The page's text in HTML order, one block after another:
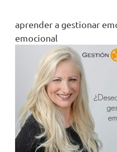
aprender a gestionar
emocional